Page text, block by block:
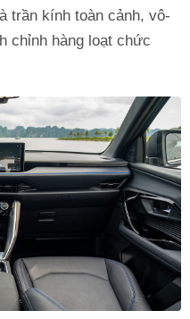
trần kính toàn cảnh, vô-
chỉnh hàng loạt chức